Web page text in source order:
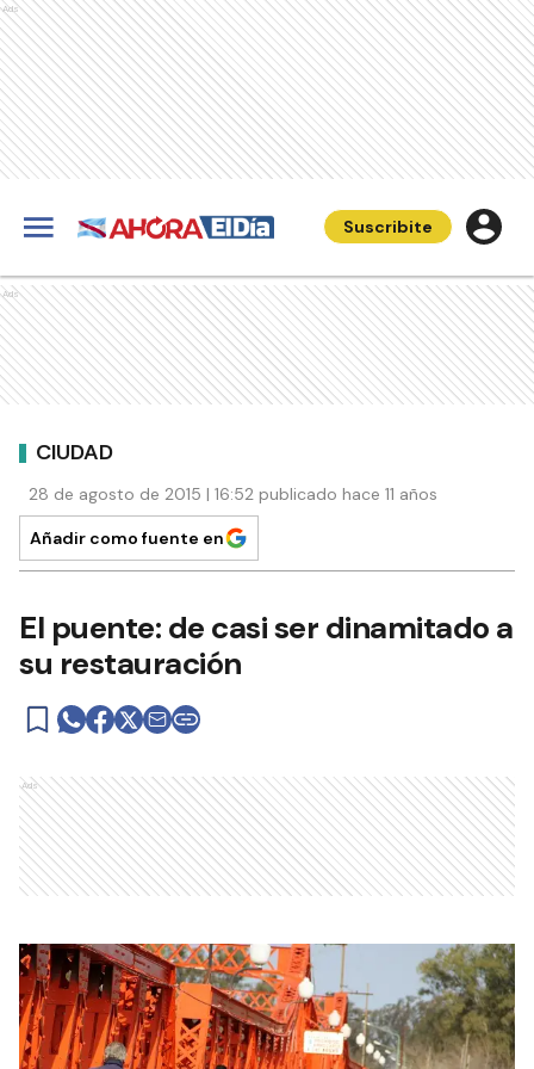
Ads
Suscribite
Ads
CIUDAD
28 de agosto de 2015 | 16:52 publicado hace 11 años
Añadir como fuente en
El puente: de casi ser dinamitado a
su restauración
Ads